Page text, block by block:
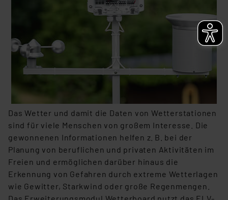
Das Wetter und damit die Daten von Wetterstationen
sind für viele Menschen von großem Interesse. Die
gewonnenen Informationen helfen z. B. bei der
Planung von beruflichen und privaten Aktivitäten im
Freien und ermöglichen darüber hinaus die
Erkennung von Gefahren durch extreme Wetterlagen
wie Gewitter, Starkwind oder große Regenmengen.
Das Erweiterungsmodul Wetterboard nutzt das ELV-